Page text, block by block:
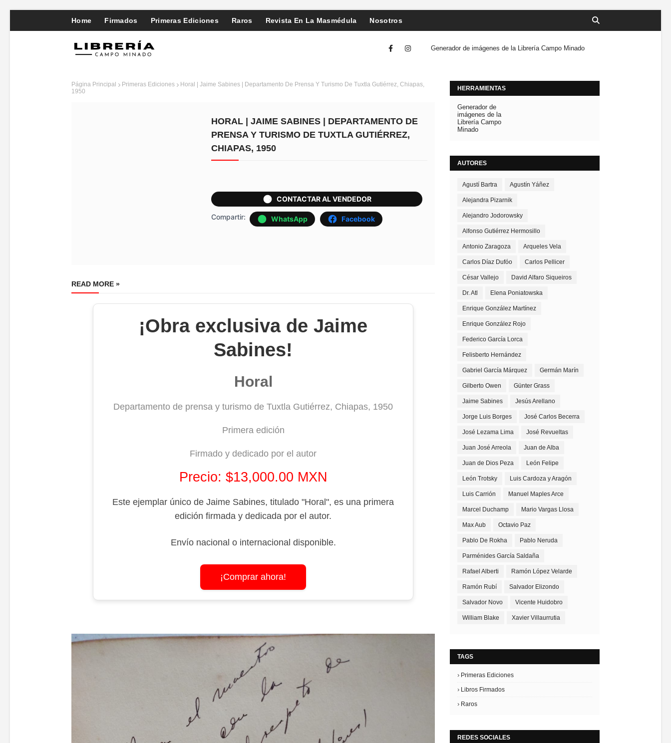
Home Firmados Primeras Ediciones Raros Revista En La Masmédula Nosotros
Generador de imágenes de la Librería Campo Minado
Página Principal Primeras Ediciones
Horal | Jaime Sabines | Departamento De Prensa Y Turismo De Tuxtla Gutiérrez, Chiapas,
1950
HORAL | JAIME SABINES | DEPARTAMENTO DE
PRENSA Y TURISMO DE TUXTLA GUTIÉRREZ,
CHIAPAS, 1950
CONTACTAR AL VENDEDOR
Compartir: WhatsApp Facebook
READ MORE »
¡Obra exclusiva de Jaime
Sabines!
Horal
Departamento de prensa y turismo de Tuxtla Gutiérrez, Chiapas, 1950
Primera edición
Firmado y dedicado por el autor
Precio: $13,000.00 MXN
Este ejemplar único de Jaime Sabines, titulado "Horal", es una primera
edición firmada y dedicada por el autor.
Envío nacional o internacional disponible.
¡Comprar ahora!
HERRAMIENTAS
Generador de
imágenes de la
Librería Campo
Minado
AUTORES
Agustí Bartra Agustín Yáñez
Alejandra Pizarnik
Alejandro Jodorowsky
Alfonso Gutiérrez Hermosillo
Antonio Zaragoza Arqueles Vela
Carlos Díaz Dufóo Carlos Pellicer
César Vallejo David Alfaro Siqueiros
Dr. Atl Elena Poniatowska
Enrique González Martínez
Enrique González Rojo
Federico García Lorca
Felisberto Hernández
Gabriel García Márquez Germán Marín
Gilberto Owen Günter Grass
Jaime Sabines Jesús Arellano
Jorge Luis Borges José Carlos Becerra
José Lezama Lima José Revueltas
Juan José Arreola Juan de Alba
Juan de Dios Peza León Felipe
León Trotsky Luis Cardoza y Aragón
Luis Carrión Manuel Maples Arce
Marcel Duchamp Mario Vargas Llosa
Max Aub Octavio Paz
Pablo De Rokha Pablo Neruda
Parménides García Saldaña
Rafael Alberti Ramón López Velarde
Ramón Rubí Salvador Elizondo
Salvador Novo Vicente Huidobro
William Blake Xavier Villaurrutia
TAGS
Primeras Ediciones
Libros Firmados
Raros
REDES SOCIALES